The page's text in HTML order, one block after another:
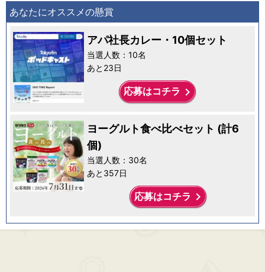
あなたにオススメの懸賞
アパ社長カレー・10個セット
当選人数：10名
あと23日
応募はコチラ keyboard_arrow_right
ヨーグルト食べ比べセット (計6
個)
当選人数：30名
あと357日
応募はコチラ keyboard_arrow_right